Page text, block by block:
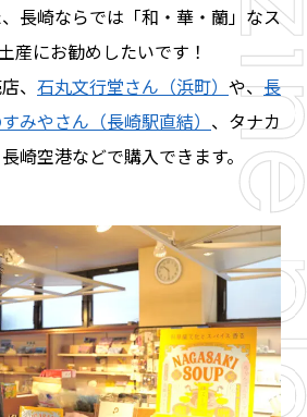
長崎ならでは「和・華・蘭」なス
産にお勧めしたいです！
、 石丸文行堂さん（浜町） や、長
みやさん（長崎駅直結） 、タナカ
崎空港などで購入できます。